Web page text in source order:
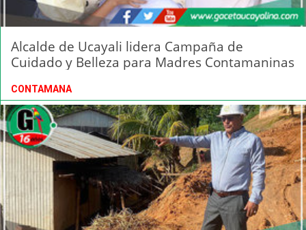
Alcalde de Ucayali lidera Campaña de
Cuidado y Belleza para Madres Contamaninas
CONTAMANA